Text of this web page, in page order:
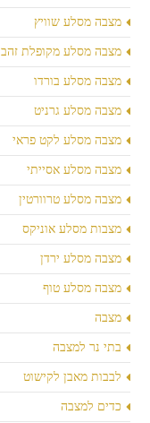
מצבה מסלע שוויץ
מצבה מסלע מקופלת זהב
מצבה מסלע בורדו
מצבה מסלע גרניט
מצבה מסלע לקט פראי
מצבה מסלע אסייתי
מצבה מסלע טרוורטין
מצבות מסלע אוניקס
מצבה מסלע ירדן
מצבה מסלע טוף
מצבה
בתי נר למצבה
לבבות מאבן לקישוט
כדים למצבה